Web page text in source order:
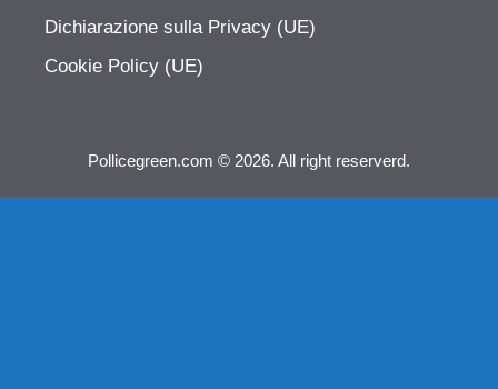
Dichiarazione sulla Privacy (UE)
Cookie Policy (UE)
Pollicegreen.com © 2026. All right reserverd.